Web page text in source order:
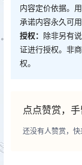
内容定价依据。
承诺内容永久可
授权： 除非另有
证进行授权。非
权。
点点赞赏，
还没有人赞赏，快